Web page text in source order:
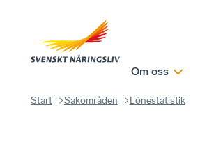
Om oss
Start Sakområden Lönestatistik